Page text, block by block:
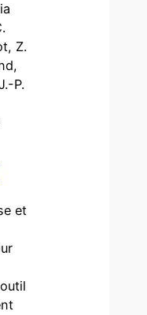
Z.
P.
et